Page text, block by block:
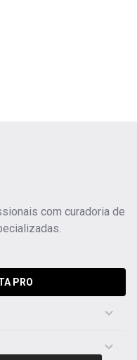
com curadoria de
PRO